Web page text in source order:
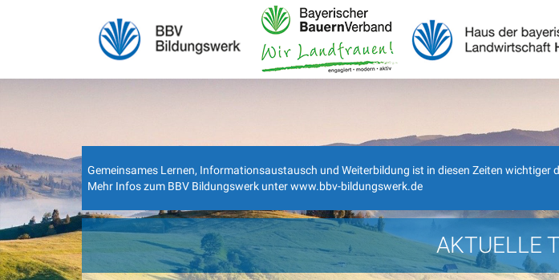
Gemeinsames Lernen, Informationsaustausch und Weiterbildung ist in diesen Zeiten wichtiger
Mehr Infos zum BBV Bildungswerk unterwww.bbv-bildungswerk.de
AKTUELLE